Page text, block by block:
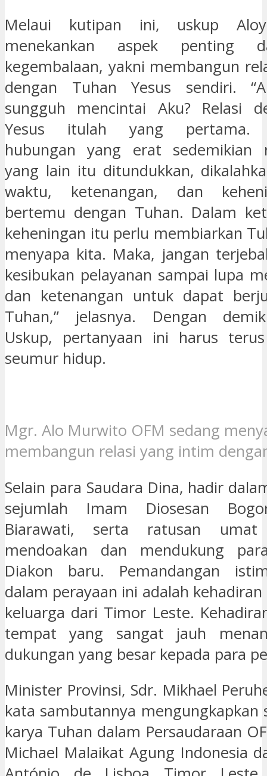
Melaui kutipan ini, uskup
menekankan aspek penting
kegembalaan, yakni membangun
dengan Tuhan Yesus sendiri.
sungguh mencintai Aku? Relasi
Yesus itulah yang pertama.
hubungan yang erat sedemikian
yang lain itu ditundukkan,
waktu, ketenangan, dan
bertemu dengan Tuhan. Dalam
keheningan itu perlu membiarkan
menyapa kita. Maka, jangan
kesibukan pelayanan sampai lupa
dan ketenangan untuk dapat
Tuhan,” jelasnya. Dengan
Uskup, pertanyaan ini harus
seumur hidup.
Mgr. Alo Murwito OFM sedang
membangun relasi yang intim
Selain para Saudara Dina, hadir
sejumlah Imam Diosesan
Biarawati, serta ratusan
mendoakan dan mendukung
Diakon baru. Pemandangan
dalam perayaan ini adalah
keluarga dari Timor Leste.
tempat yang sangat jauh
dukungan yang besar kepada para
Minister Provinsi, Sdr. Mikhael
kata sambutannya mengungkapkan
karya Tuhan dalam Persaudaraan
Michael Malaikat Agung Indonesia